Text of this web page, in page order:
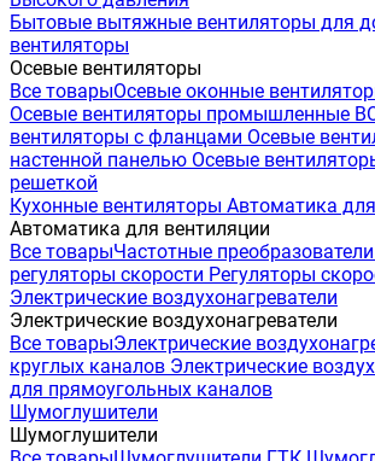
Бытовые вытяжные вентиляторы для
вентиляторы
Осевые вентиляторы
Все товарыОсевые оконные
Осевые вентиляторы промышленные
вентиляторы с фланцами Осевые
настенной панелью Осевые
решеткой
Кухонные вентиляторы Автоматика
Автоматика для вентиляции
Все товарыЧастотные преобразователи
регуляторы скорости Регуляторы
Электрические воздухонагреватели
Электрические воздухонагреватели
Все товарыЭлектрические
круглых каналов Электрические
для прямоугольных каналов
Шумоглушители
Шумоглушители